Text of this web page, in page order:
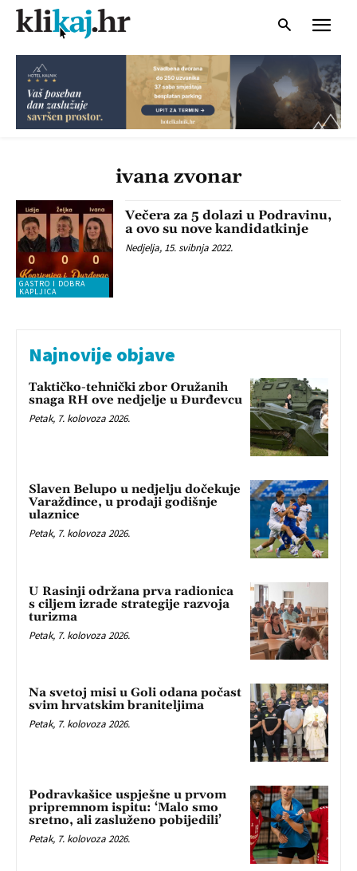
ivana zvonar
GASTRO I DOBRA
KAPLJICA
Večera za 5 dolazi u Podravinu,
a ovo su nove kandidatkinje
Nedjelja, 15. svibnja 2022.
Najnovije objave
Taktičko-tehnički zbor Oružanih
snaga RH ove nedjelje u Đurđevcu
Petak, 7. kolovoza 2026.
Slaven Belupo u nedjelju dočekuje
Varaždince, u prodaji godišnje
ulaznice
Petak, 7. kolovoza 2026.
U Rasinji održana prva radionica
s ciljem izrade strategije razvoja
turizma
Petak, 7. kolovoza 2026.
Na svetoj misi u Goli odana počast
svim hrvatskim braniteljima
Petak, 7. kolovoza 2026.
Podravkašice uspješne u prvom
pripremnom ispitu: ‘Malo smo
sretno, ali zasluženo pobijedili’
Petak, 7. kolovoza 2026.